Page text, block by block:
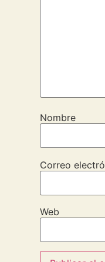
Nombre
Correo
Web